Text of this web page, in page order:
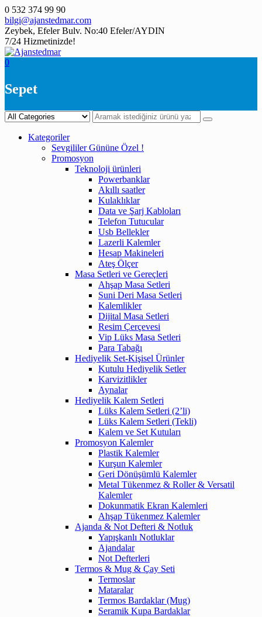
Skip
to
content
0 532 374 99 90
bilgi@ajanstedmar.com
Zeybek, Efeler Bulv. No:40 Efeler/AYDIN
7/24 Hizmetinizde!
0
Sepet
Kategoriler
Sevgililer Gününe Özel !
Promosyon
Teknoloji ürünleri
Powerbanklar
Akıllı saatler
Kulaklıklar
Data ve Şarj Kabloları
Telefon Tutucular
Usb Bellekler
Lazerli Kalemler
Hesap Makineleri
Ateş Ölçer
Masa Setleri ve Gereçleri
Ahşap Masa Setleri
Suni Deri Masa Setleri
Kalemlikler
Dijital Masa Setleri
Resim Çerçevesi
Vip Lüks Masa Setleri
Para Tabağı
Hediyelik Set-Kişisel Ürünler
Kutulu Hediyelik Setler
Karvizitlikler
Aynalar
Hediyelik Kalem Setleri
Lüks Kalem Setleri (2’li)
Lüks Kalem Setleri (Tekli)
Kalem ve Set Kutuları
Promosyon Kalemler
Plastik Kalemler
Kurşun Kalemler
Geri Dönüşümlü Kalemler
Metal Tükenmez & Roller & Versatil
Kalemler
Dokunmatik Ekran Kalemleri
Ahşap Tükenmez Kalemler
Ajanda & Not Defteri & Notluk
Yapışkanlı Notluklar
Ajandalar
Not Defterleri
Termos & Mug & Çay Seti
Termoslar
Mataralar
Termos Bardaklar (Mug)
Seramik Kupa Bardaklar